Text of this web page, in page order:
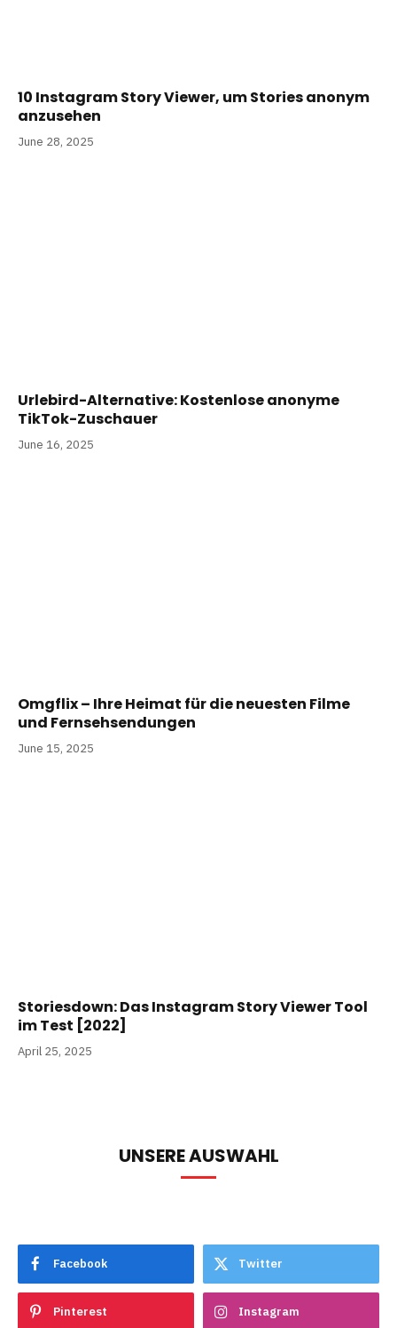
10 Instagram Story Viewer, um Stories anonym
anzusehen
June 28, 2025
Urlebird-Alternative: Kostenlose anonyme
TikTok-Zuschauer
June 16, 2025
Omgflix – Ihre Heimat für die neuesten Filme
und Fernsehsendungen
June 15, 2025
Storiesdown: Das Instagram Story Viewer Tool
im Test [2022]
April 25, 2025
UNSERE AUSWAHL
Facebook Twitter
Pinterest Instagram